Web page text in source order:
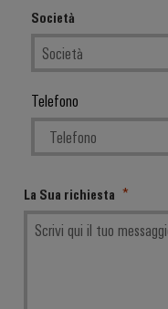
Società
Telefono
La Sua richiesta